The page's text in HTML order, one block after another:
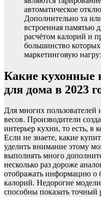
автоматическое
Дополнительно та
встроенная памятью
расчётом калорий и
большинство
маркетинговую
Какие кухонные
для дома в 2023
Для многих пользователей
весов. Производители
интерьер кухни, то есть, в
Если не знаете, какие
уделить внимание этому
выполнять много
несколько раз дороже
отображать информацию о
калорий. Недорогие
способны показать точный